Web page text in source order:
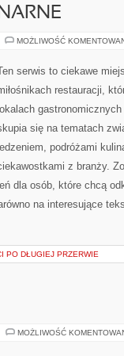
MOŻLIWOŚĆ
serwis to ciekawe
restauracji,
lokalach
się na tematach
podróżami
z branży.
dla osób, które chcą
na interesujące
PO DŁUGIEJ PRZERWIE
MOŻLIWOŚĆ